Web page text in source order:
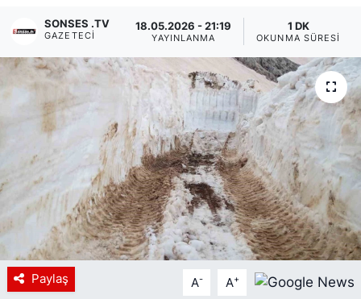
SONSES .TV
GAZETECI
18.05.2026 - 21:19
YAYINLANMA
1 DK
OKUNMA SÜRESI
Paylaş A- A+
YEREL HABER
Haberde insan
Tanıtım